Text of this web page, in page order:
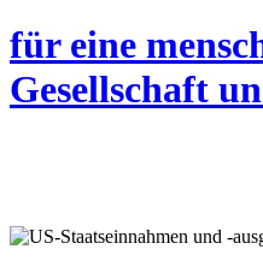
für eine
Gesellschaft